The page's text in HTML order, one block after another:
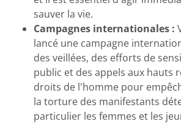
sauver la vie.
Campagnes internationales :
lancé une campagne
des veillées, des efforts de
public et des appels aux hauts
droits de l'homme pour
la torture des manifestants
particulier les femmes et les